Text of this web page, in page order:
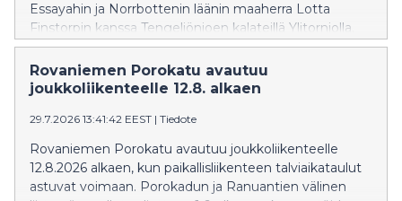
Essayahin ja Norrbottenin läänin maaherra Lotta
Finstorpin kanssa Tengeliönjoen kalateillä Ylitorniolla.
Lapin elinvoimakeskuksen asiantuntijat esittelevät
Lapin elinvoimakeskuksen rakennuttamia kalateitä ja
virtavesikunnostuskohteita arvovieraille.
Rovaniemen Porokatu avautuu
joukkoliikenteelle 12.8. alkaen
29.7.2026 13:41:42 EEST | Tiedote
Rovaniemen Porokatu avautuu joukkoliikenteelle
12.8.2026 alkaen, kun paikallisliikenteen talviaikataulut
astuvat voimaan. Porokadun ja Ranuantien välinen